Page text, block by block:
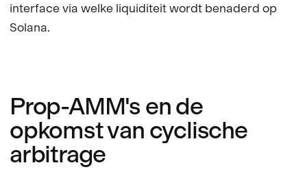
interface via welke liquiditeit wordt benaderd op
Solana.
Prop-AMM's en de
opkomst van cyclische
arbitrage